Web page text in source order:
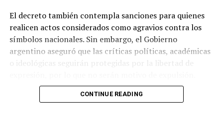
El decreto también contempla sanciones para quienes
realicen actos considerados como agravios contra los
símbolos nacionales. Sin embargo, el Gobierno
argentino aseguró que las críticas políticas, académicas
o ideológicas seguirán protegidas por la libertad de
Milei justificó la decisión al señalar que existe una
CONTINUE READING